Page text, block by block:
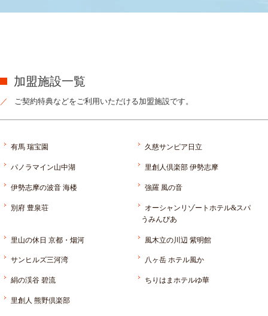
加盟施設一覧
ご契約特典などをご利用いただける加盟施設です。
有馬 瑞宝園 久慈サンピア日立
パノラマイン山中湖 里創人倶楽部 伊勢志摩
伊勢志摩の波音 海楼 強羅 風の音
別府 豊泉荘
オーシャンリゾートホテル&スパ
うみんぴあ
里山の休日 京都・烟河 風木立の川辺 紫明館
サンヒルズ三河湾 八ヶ岳 ホテル風か
絹の渓谷 碧流 ちりはまホテルゆ華
里創人 熊野倶楽部